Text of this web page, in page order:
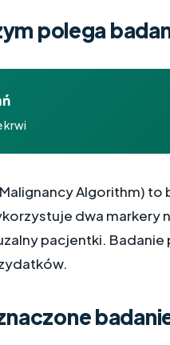
polega
krwi
Algorithm)
dwa markery
pacjentki.